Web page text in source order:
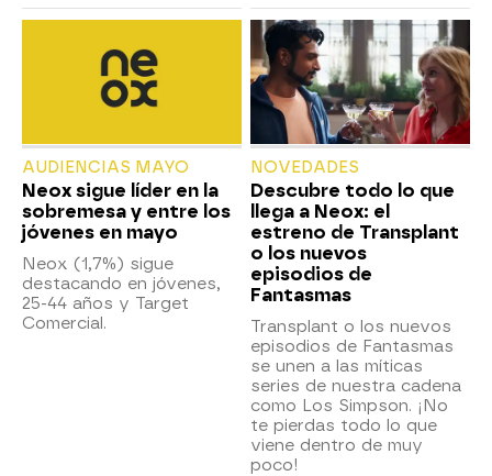
AUDIENCIAS MAYO
Neox sigue líder en la
sobremesa y entre los
jóvenes en mayo
Neox (1,7%) sigue
destacando en jóvenes,
25-44 años y Target
Comercial.
NOVEDADES
Descubre todo lo que
llega a Neox: el
estreno de Transplant
o los nuevos
episodios de
Fantasmas
Transplant o los nuevos
episodios de Fantasmas
se unen a las míticas
series de nuestra cadena
como Los Simpson. ¡No
te pierdas todo lo que
viene dentro de muy
poco!